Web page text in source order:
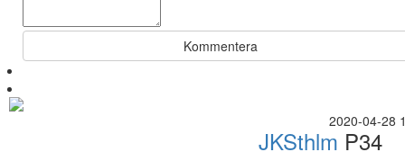
Kommentera
2020-04-28
JKSthlm P34